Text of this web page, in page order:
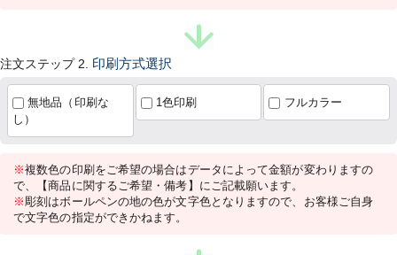
注文ステップ 2. 印刷方式選択
無地品（印刷な
し）
1色印刷 フルカラー
※複数色の印刷をご希望の場合はデータによって金額が変わりますの
で、【商品に関するご希望・備考】にご記載願います。
※彫刻はボールペンの地の色が文字色となりますので、お客様ご自身
で文字色の指定ができかねます。